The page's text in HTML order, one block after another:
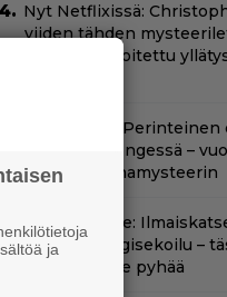
Nyt Netflixissä:
viiden tähden
hienosti kirjoitettu
Illalla tv:ssä:
Christien hengessä –
tarjoaa murhamysteerin
Vain aikuisille:
luvun kyborgisekoilu –
mikään ei ole pyhää
ja